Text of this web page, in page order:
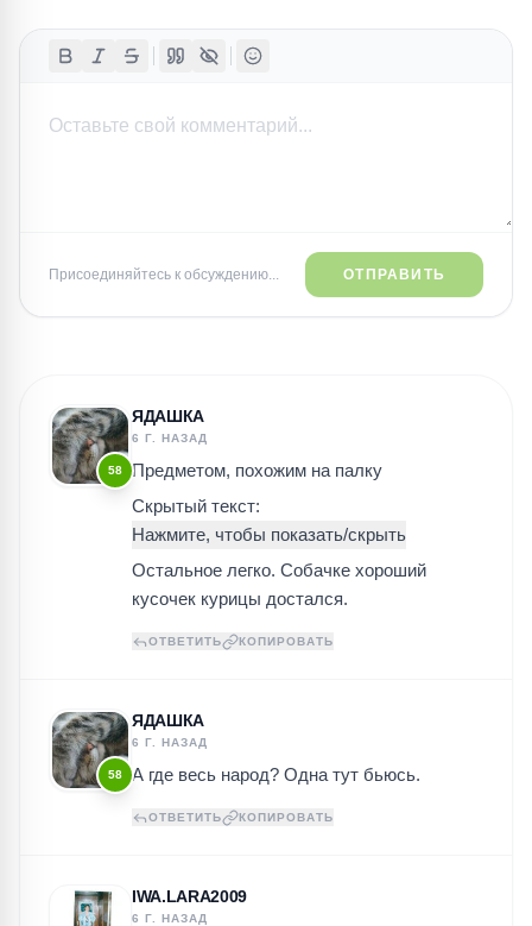
Присоединяйтесь к обсуждению... ОТПРАВИТЬ
58
ЯДАШКА
6 Г. НАЗАД
Предметом, похожим на палку
Скрытый текст:
Остальное легко. Собачке хороший
кусочек курицы достался.
ОТВЕТИТЬ КОПИРОВАТЬ
58
ЯДАШКА
6 Г. НАЗАД
А где весь народ? Одна тут бьюсь.
ОТВЕТИТЬ КОПИРОВАТЬ
IWA.LARA2009
6 Г. НАЗАД